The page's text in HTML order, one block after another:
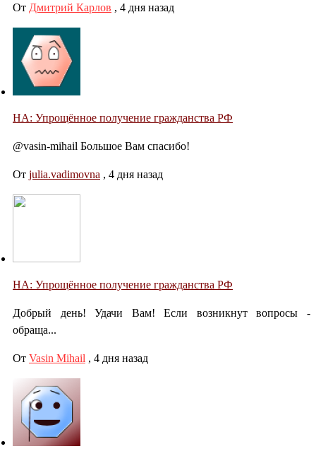
От Дмитрий Карлов , 4 дня назад
НА: Упрощённое получение гражданства РФ
@vasin-mihail Большое Вам спасибо!
От julia.vadimovna , 4 дня назад
НА: Упрощённое получение гражданства РФ
Добрый день! Удачи Вам! Если возникнут вопросы -
обраща...
От Vasin Mihail , 4 дня назад